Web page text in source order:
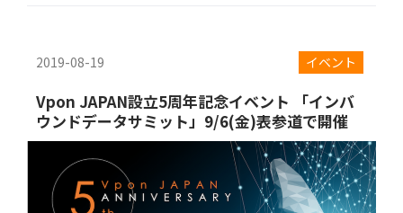
2019-08-19 イベント
Vpon JAPAN設立5周年記念イベント 「インバ
ウンドデータサミット」9/6(金)表参道で開催